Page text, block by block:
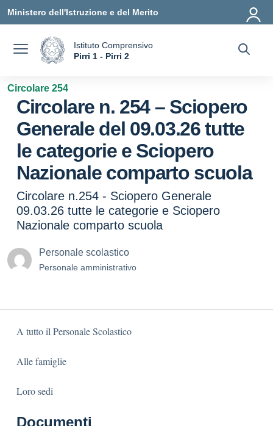
Ministero dell'Istruzione e del Merito
Istituto Comprensivo
Pirri 1 - Pirri 2
Circolare 254
Circolare n. 254 – Sciopero
Generale del 09.03.26 tutte
le categorie e Sciopero
Nazionale comparto scuola
Circolare n.254 - Sciopero Generale
09.03.26 tutte le categorie e Sciopero
Nazionale comparto scuola
Personale scolastico
Personale amministrativo
A tutto il Personale Scolastico
Alle famiglie
Loro sedi
Documenti